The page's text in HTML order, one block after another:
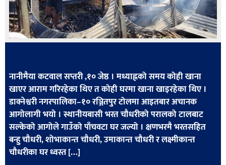
अन्तरबार्ता
अर्थ
मनोरञ्जन
फोटो
/
भिडियो
अन्य
नानीमैया कटवाल सप्तरी ,१० जेष्ठ । मध्याह्नको समय कोही खाना
खाएर आराम गरिरहेका थिए त कोही घरमा खाना खाइरहेका थिए ।
डाक्नेश्वरी नगरपालिका–१० रञ्जितपुर टोलमा आइतबार अचानक
आगोलागी भयो । स्थानीयबासी भरत चौधरीको परालको टालबाट
सल्केको आगोले गाउँको पाँचवटा घर जल्यो । क्षणभरमै भरतसहित
बन्हु चौधरी, शोभाकान्त चौधरी, उमाकान्त चौधरी र लक्ष्मीकान्त
चौधरीका घर ध्वस्त […]